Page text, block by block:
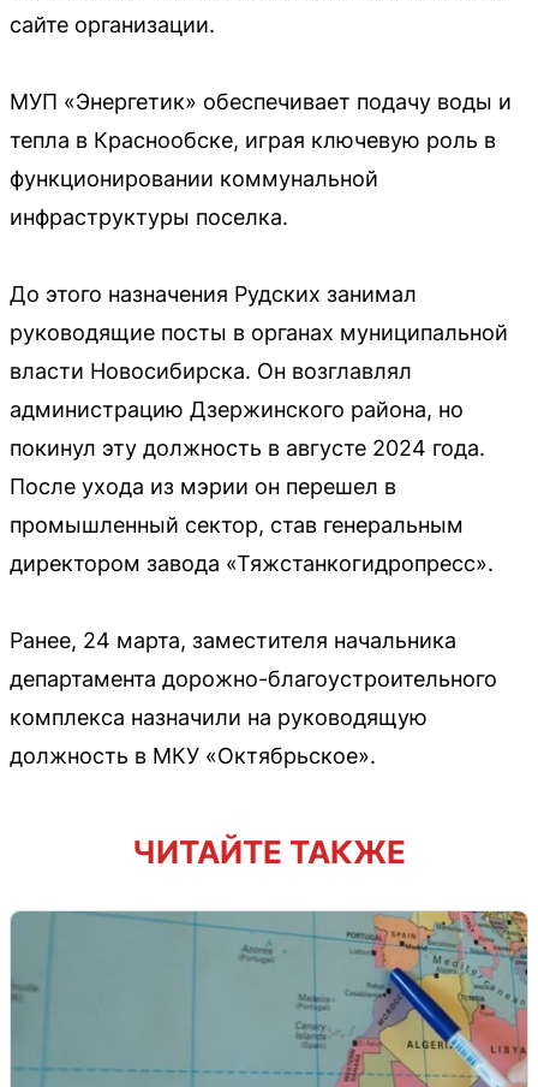
сайте организации.
МУП «Энергетик» обеспечивает подачу воды и
тепла в Краснообске, играя ключевую роль в
функционировании коммунальной
инфраструктуры поселка.
До этого назначения Рудских занимал
руководящие посты в органах муниципальной
власти Новосибирска. Он возглавлял
администрацию Дзержинского района, но
покинул эту должность в августе 2024 года.
После ухода из мэрии он перешел в
промышленный сектор, став генеральным
директором завода «Тяжстанкогидропресс».
Ранее, 24 марта, заместителя начальника
департамента дорожно-благоустроительного
комплекса назначили на руководящую
должность в МКУ «Октябрьское».
ЧИТАЙТЕ ТАКЖЕ